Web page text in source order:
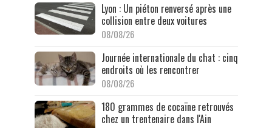
Lyon : Un piéton renversé après une
collision entre deux voitures
08/08/26
Journée internationale du chat : cinq
endroits où les rencontrer
08/08/26
180 grammes de cocaïne retrouvés
chez un trentenaire dans l'Ain